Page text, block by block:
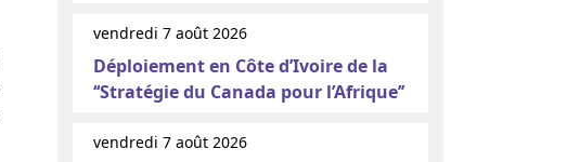
vendredi 7 août 2026
Déploiement en Côte d’Ivoire de la
‘‘Stratégie du Canada pour l’Afrique’’
vendredi 7 août 2026